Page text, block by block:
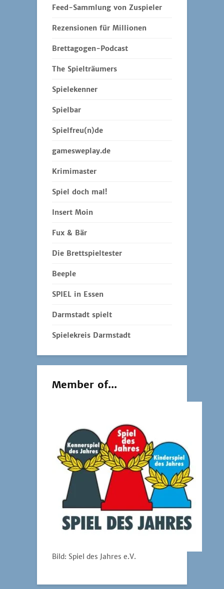
Feed-Sammlung von Zuspieler
Rezensionen für Millionen
Brettagogen-Podcast
The Spielträumers
Spielekenner
Spielbar
Spielfreu(n)de
gamesweplay.de
Krimimaster
Spiel doch mal!
Insert Moin
Fux & Bär
Die Brettspieltester
Beeple
SPIEL in Essen
Darmstadt spielt
Spielekreis Darmstadt
Member of...
Bild: Spiel des Jahres e.V.